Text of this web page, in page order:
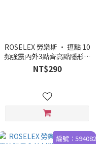
ROSELEX 勞樂斯 ‧ 逗點 10
頻強震內外3點齊高點隱形穿
戴按摩器﹝可手機APP遙控 -
具兩種操控模式﹞
NT$290
編號：594082